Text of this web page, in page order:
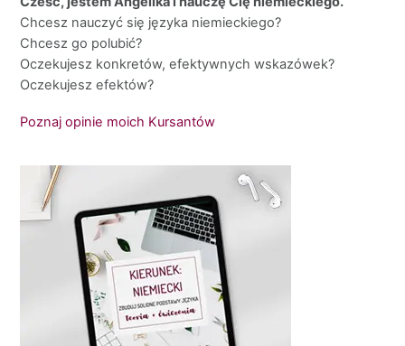
Chcesz nauczyć się języka niemieckiego?
Chcesz go polubić?
Oczekujesz konkretów, efektywnych wskazówek?
Oczekujesz efektów?
Poznaj opinie moich Kursantów